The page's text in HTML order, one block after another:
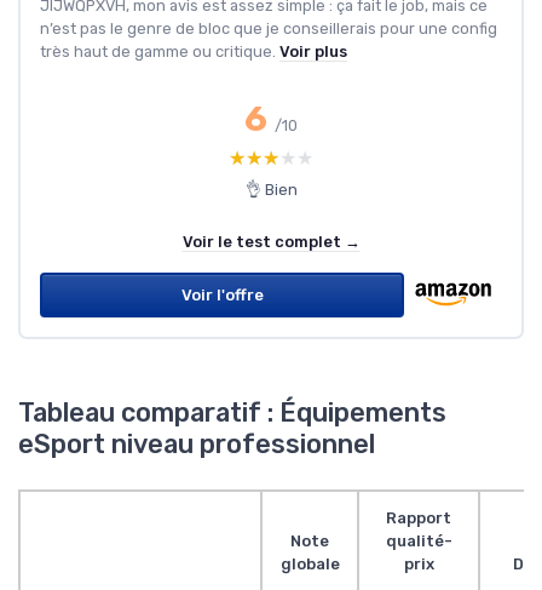
JIJWQPXVH, mon avis est assez simple : ça fait le job, mais ce
n’est pas le genre de bloc que je conseillerais pour une config
très haut de gamme ou critique. Voir plus
6 /10
★★★★★
★★★★★
👌 Bien
Voir le test complet →
Voir l'offre
Tableau comparatif : Équipements
eSport niveau professionnel
Note
globale
Rapport
qualité-
prix